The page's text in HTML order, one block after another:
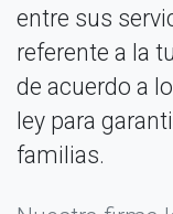
entre sus
referente a la
de acuerdo a
ley para
familias.